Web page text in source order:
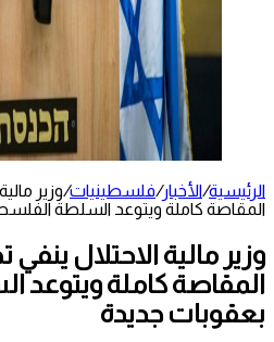
الرئيسية/الأخبار/فلسطينيات/وزير
المقاصة كاملة ويتوعد السلطة
وزير مالية الاحتلال
المقاصة كاملة ويتوعد
بعقوبات جديدة